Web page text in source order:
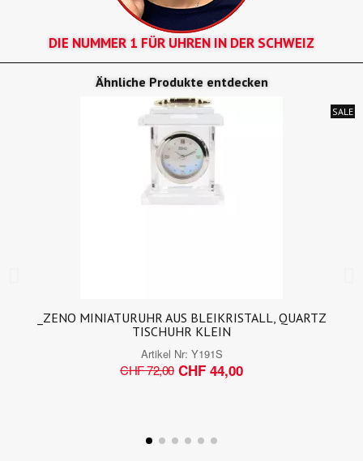
DIE NUMMER 1 FÜR UHREN IN DER SCHWEIZ
Ähnliche Produkte entdecken
SALE
_ZENO MINIATURUHR AUS BLEIKRISTALL, QUARTZ
TISCHUHR KLEIN
Artikel Nr: Y191S
CHF 72,00 CHF 44,00